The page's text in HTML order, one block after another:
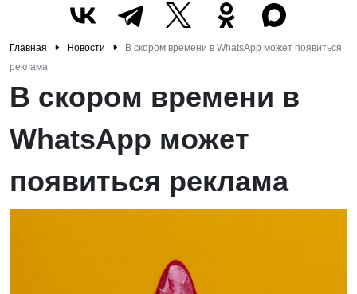
Главная Новости
В скором времени в WhatsApp может появиться
реклама
В скором времени в
WhatsApp может
появиться реклама